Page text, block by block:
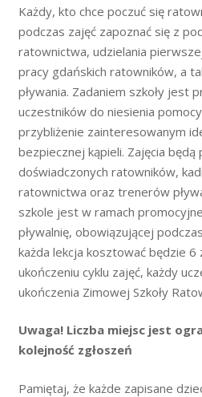
Każdy, kto chce poczuć się
podczas zajęć zapoznać się z
ratownictwa, udzielania
pracy gdańskich ratowników, a
pływania. Zadaniem szkoły jest
uczestników do niesienia
przybliżenie zainteresowanym
bezpiecznej kąpieli. Zajęcia
doświadczonych ratowników,
ratownictwa oraz trenerów
szkole jest w ramach
pływalnię, obowiązującej
każda lekcja kosztować będzie 6
ukończeniu cyklu zajęć, każdy
ukończenia Zimowej Szkoły
Uwaga! Liczba miejsc jest
kolejność zgłoszeń
Pamiętaj, że każde zapisane